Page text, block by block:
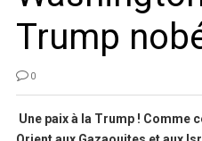
Trump
0
Une paix à la Trump ! Comme